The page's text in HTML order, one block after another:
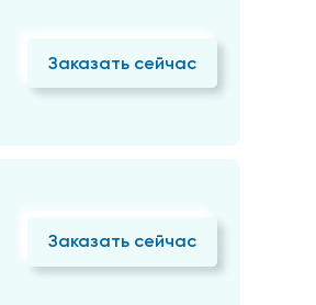
Заказать сейчас
Заказать сейчас